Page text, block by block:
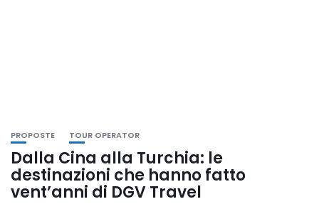
PROPOSTE TOUR OPERATOR
Dalla Cina alla Turchia: le
destinazioni che hanno fatto
vent’anni di DGV Travel